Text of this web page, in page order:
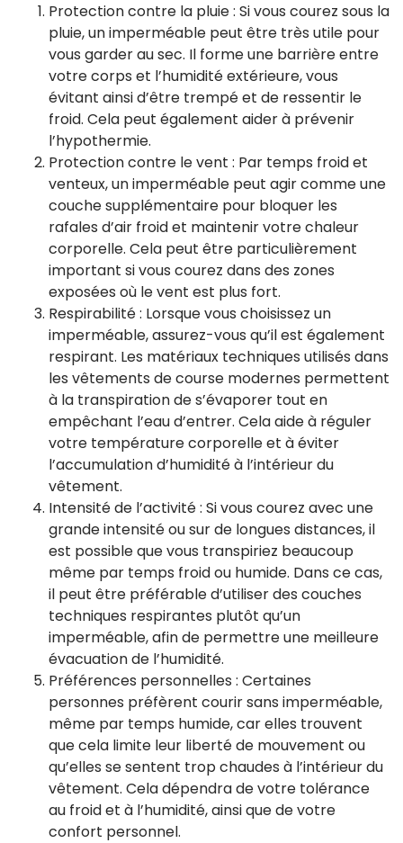
Protection contre la pluie : Si vous courez sous la
pluie, un imperméable peut être très utile pour
vous garder au sec. Il forme une barrière entre
votre corps et l’humidité extérieure, vous
évitant ainsi d’être trempé et de ressentir le
froid. Cela peut également aider à prévenir
l’hypothermie.
Protection contre le vent : Par temps froid et
venteux, un imperméable peut agir comme une
couche supplémentaire pour bloquer les
rafales d’air froid et maintenir votre chaleur
corporelle. Cela peut être particulièrement
important si vous courez dans des zones
exposées où le vent est plus fort.
Respirabilité : Lorsque vous choisissez un
imperméable, assurez-vous qu’il est également
respirant. Les matériaux techniques utilisés dans
les vêtements de course modernes permettent
à la transpiration de s’évaporer tout en
empêchant l’eau d’entrer. Cela aide à réguler
votre température corporelle et à éviter
l’accumulation d’humidité à l’intérieur du
vêtement.
Intensité de l’activité : Si vous courez avec une
grande intensité ou sur de longues distances, il
est possible que vous transpiriez beaucoup
même par temps froid ou humide. Dans ce cas,
il peut être préférable d’utiliser des couches
techniques respirantes plutôt qu’un
imperméable, afin de permettre une meilleure
évacuation de l’humidité.
Préférences personnelles : Certaines
personnes préfèrent courir sans imperméable,
même par temps humide, car elles trouvent
que cela limite leur liberté de mouvement ou
qu’elles se sentent trop chaudes à l’intérieur du
vêtement. Cela dépendra de votre tolérance
au froid et à l’humidité, ainsi que de votre
confort personnel.